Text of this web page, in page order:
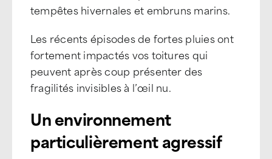
tempêtes hivernales et embruns marins.
Les récents épisodes de fortes pluies ont
fortement impactés vos toitures qui
peuvent après coup présenter des
fragilités invisibles à l’œil nu.
Un environnement
particulièrement agressif